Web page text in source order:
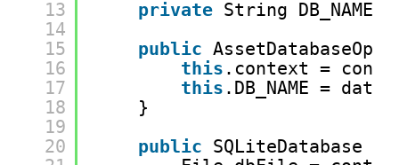
13
14
15
16
17
18
19
20
private String DB_NAME;
public
this .context =
this .DB_NAME =
}
public SQLiteDatabase